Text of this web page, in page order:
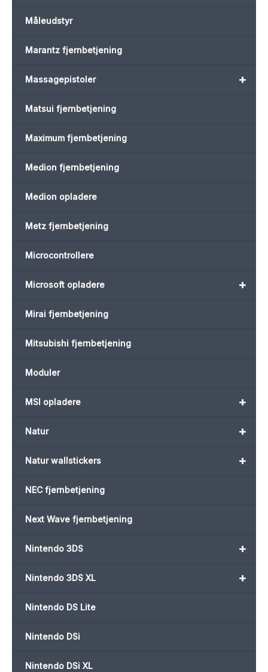
Måleudstyr
Marantz fjernbetjening
+
Massagepistoler
Matsui fjernbetjening
Maximum fjernbetjening
Medion fjernbetjening
Medion opladere
Metz fjernbetjening
Microcontrollere
+
Microsoft opladere
Mirai fjernbetjening
Mitsubishi fjernbetjening
Moduler
+
MSI opladere
+
Natur
+
Natur wallstickers
NEC fjernbetjening
Next Wave fjernbetjening
+
Nintendo 3DS
+
Nintendo 3DS XL
Nintendo DS Lite
Nintendo DSi
Nintendo DSi XL